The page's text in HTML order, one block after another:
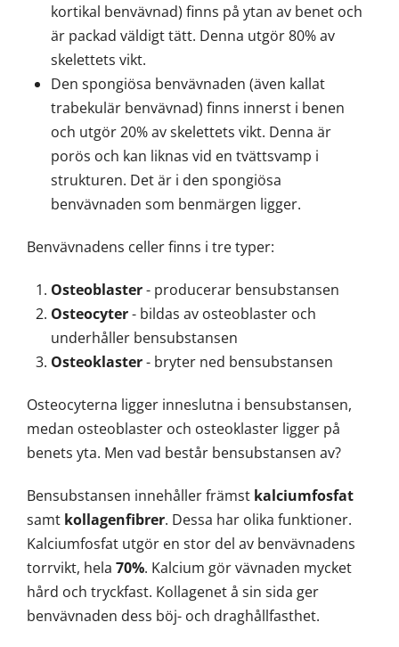
kortikal benvävnad) finns på ytan av benet och
är packad väldigt tätt. Denna utgör 80% av
skelettets vikt.
Den spongiösa benvävnaden (även kallat
trabekulär benvävnad) finns innerst i benen
och utgör 20% av skelettets vikt. Denna är
porös och kan liknas vid en tvättsvamp i
strukturen. Det är i den spongiösa
benvävnaden som benmärgen ligger.
Benvävnadens celler finns i tre typer:
Osteoblaster- producerar bensubstansen
Osteocyter- bildas av osteoblaster och
underhåller bensubstansen
Osteoklaster- bryter ned bensubstansen
Osteocyterna ligger inneslutna i bensubstansen,
medan osteoblaster och osteoklaster ligger på
benets yta. Men vad består bensubstansen av?
Bensubstansen innehåller främst kalciumfosfat
samt kollagenfibrer. Dessa har olika funktioner.
Kalciumfosfat utgör en stor del av benvävnadens
torrvikt, hela70%. Kalcium gör vävnaden mycket
hård och tryckfast. Kollagenet å sin sida ger
benvävnaden dess böj- och draghållfasthet.